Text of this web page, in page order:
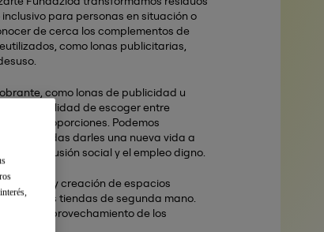
para personas en situación o
de cerca los complementos de
como lonas publicitarias,
como lonas de publicidad u
la posibilidad de escoger entre
nos proporciones. Podemos
que puedas darles una nueva vida a
la inclusión social y el empleo digno.
y creación de espacios
nuestras tiendas de segunda mano.
y el aprovechamiento de los